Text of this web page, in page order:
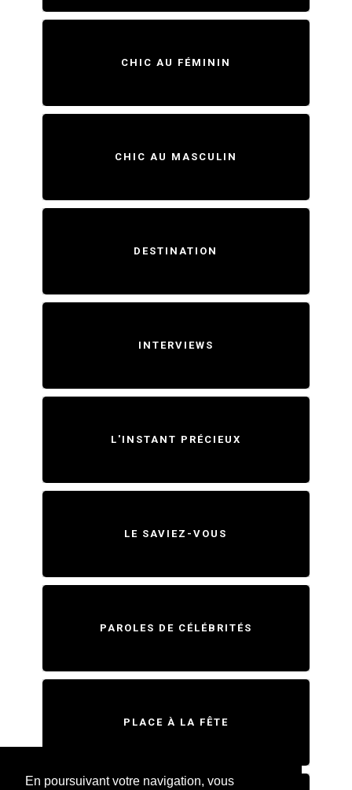
En poursuivant votre navigation, vous
CHIC AU FÉMININ
CHIC AU MASCULIN
DESTINATION
INTERVIEWS
L'INSTANT PRÉCIEUX
LE SAVIEZ-VOUS
PAROLES DE CÉLÉBRITÉS
PLACE À LA FÊTE